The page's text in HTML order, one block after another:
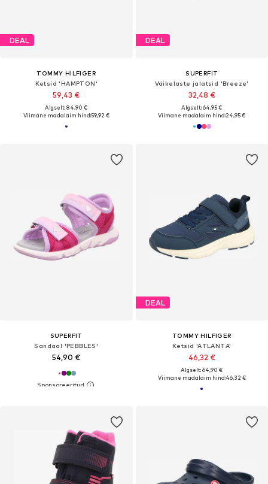
DEAL
TOMMY HILFIGER
Ketsid 'HAMPTON'
59,43 €
Algselt: 84,90 €
Viimane madalaim hind:59,92 €
DEAL
SUPERFIT
Väikelaste jalatsid 'Breeze'
32,48 €
Algselt: 64,95 €
Viimane madalaim hind:24,95 €
SUPERFIT
Sandaal 'PEBBLES'
54,90 €
DEAL
TOMMY HILFIGER
Ketsid 'ATLANTA'
46,32 €
Algselt: 64,90 €
Viimane madalaim hind:46,32 €